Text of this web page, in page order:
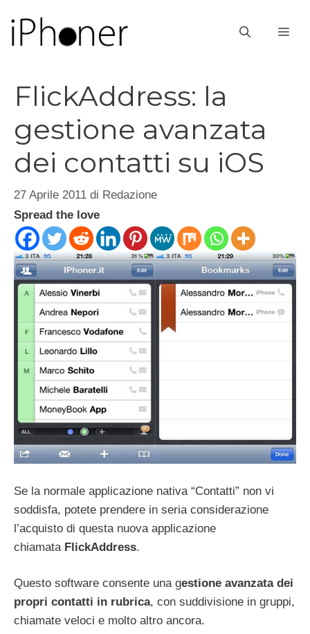
contenuto
FlickAddress: la
gestione avanzata
dei contatti su iOS
27 Aprile 2011 di Redazione
Spread the love
Se la normale applicazione nativa “Contatti” non vi
soddisfa, potete prendere in seria considerazione
l’acquisto di questa nuova applicazione
chiamata FlickAddress.
Questo software consente una gestione avanzata dei
propri contatti in rubrica, con suddivisione in gruppi,
chiamate veloci e molto altro ancora.